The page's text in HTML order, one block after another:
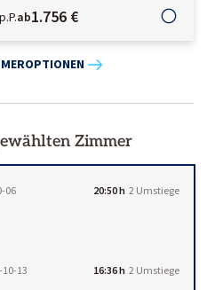
p.P.ab1.756 €
Zimmer
06 20:50 h 2 Umstiege
13 16:36 h 2 Umstiege